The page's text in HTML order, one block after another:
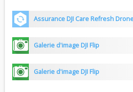
Assurance DJI Care Refresh
Galerie d'image DJI Flip
Galerie d'image DJI Flip